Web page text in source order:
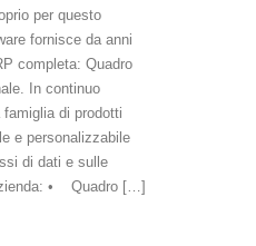
per questo
fornisce da anni
completa: Quadro
In continuo
di prodotti
e personalizzabile
di dati e sulle
• Quadro […]